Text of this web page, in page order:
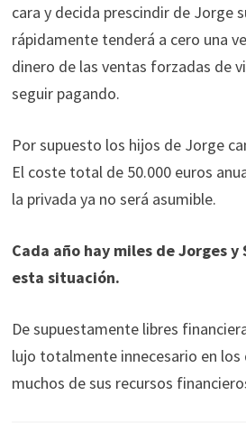
cara y decida prescindir de Jorge
rápidamente tenderá a cero una
dinero de las ventas forzadas de
seguir pagando.
Por supuesto los hijos de Jorge
El coste total de 50.000 euros
la privada ya no será asumible.
Cada año hay miles de Jorges y
esta situación.
De supuestamente libres
lujo totalmente innecesario en los
muchos de sus recursos